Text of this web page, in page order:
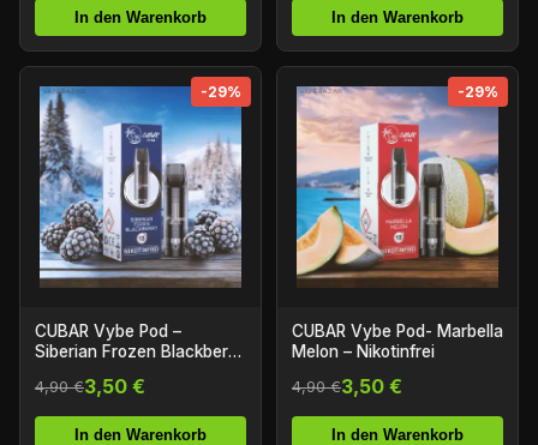
In den Warenkorb In den Warenkorb
-29%
CUBAR Vybe Pod –
Siberian Frozen Blackberry
4,90 €3,50 €
In den Warenkorb
-29%
CUBAR Vybe Pod- Marbella
Melon – Nikotinfrei
4,90 €3,50 €
In den Warenkorb